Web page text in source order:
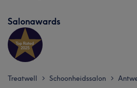
Salonawards
Treatwell > Schoonheidssalon >